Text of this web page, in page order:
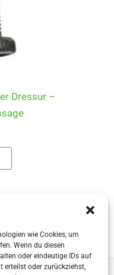
wie Cookies, um
Wenn du diesen
oder eindeutige IDs auf
erteilst oder zurückziehst,
Dressur –